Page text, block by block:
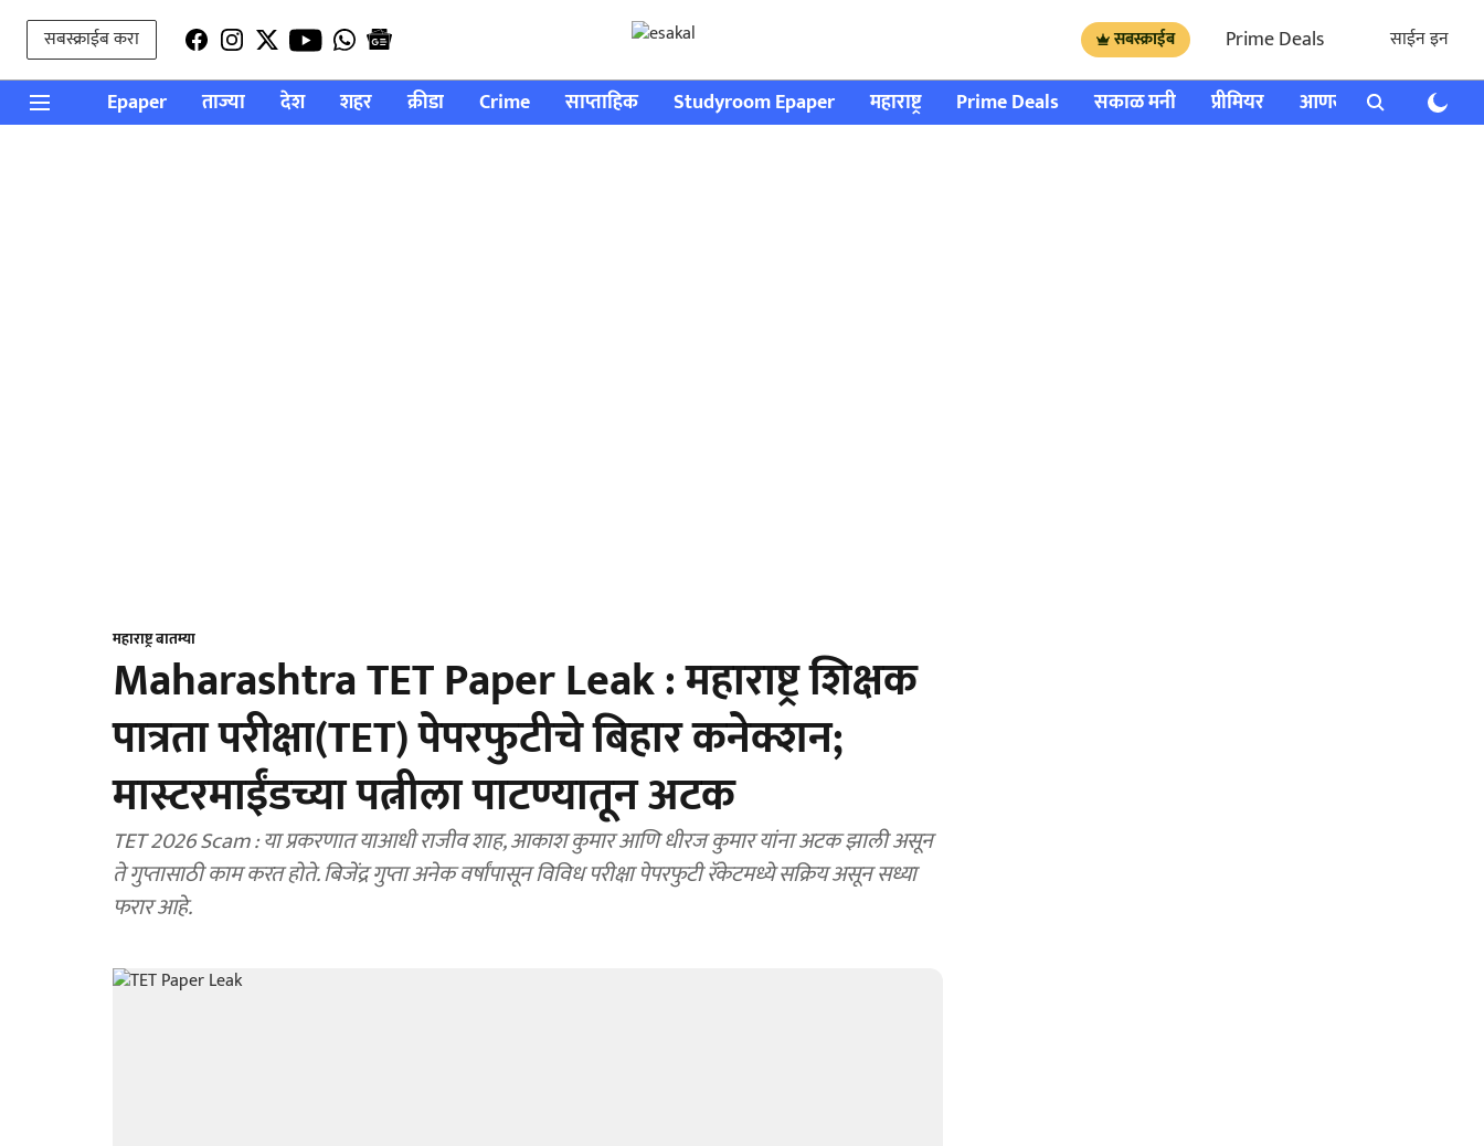
सबस्क्राईब करा सबस्क्राईब Prime Deals साईन इन
Epaper ताज्या देश शहर क्रीडा Crime साप्ताहिक Studyroom Epaper महाराष्ट्र Prime Deals सकाळ मनी प्रीमियर आणखी राशी भविष्य
महाराष्ट्र बातम्या
Maharashtra TET Paper Leak : महाराष्ट्र शिक्षक
पात्रता परीक्षा(TET) पेपरफुटीचे बिहार कनेक्शन;
मास्टरमाईंडच्या पत्नीला पाटण्यातून अटक
TET 2026 Scam : या प्रकरणात याआधी राजीव शाह, आकाश कुमार आणि धीरज कुमार यांना अटक झाली असून
ते गुप्तासाठी काम करत होते. बिजेंद्र गुप्ता अनेक वर्षांपासून विविध परीक्षा पेपरफुटी रॅकेटमध्ये सक्रिय असून सध्या
फरार आहे.